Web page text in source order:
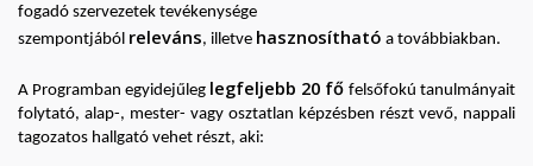
fogadó szervezetek tevékenysége
szempontjából releváns, illetve hasznosítható a továbbiakban.
A Programban egyidejűleg legfeljebb 20 fő felsőfokú tanulmányait
folytató, alap-, mester- vagy osztatlan képzésben részt vevő, nappali
tagozatos hallgató vehet részt, aki: